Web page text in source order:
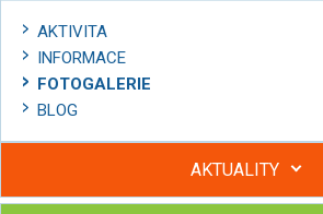
AKTIVITA
INFORMACE
FOTOGALERIE
BLOG
AKTUALITY